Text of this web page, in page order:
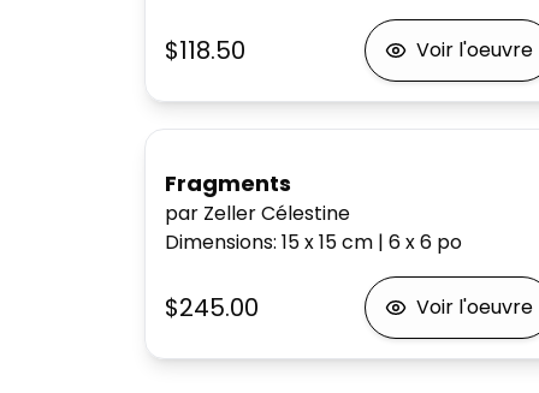
$118.50 Voir l'oeuvre
Fragments
par Zeller Célestine
Dimensions: 15 x 15cm | 6 x 6 po
$245.00 Voir l'oeuvre